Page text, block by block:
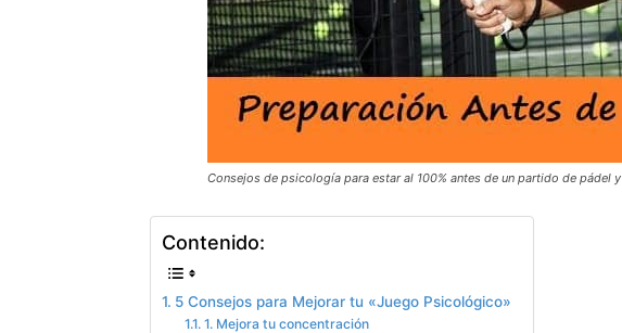
Consejos de psicología para estar al 100% antes de un partido de pádel
Contenido:
5 Consejos para Mejorar tu «Juego Psicológico»
1. Mejora tu concentración